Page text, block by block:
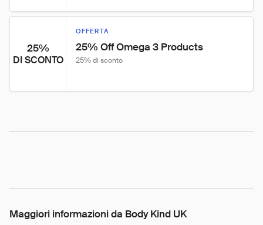
25%
DI SCONTO
OFFERTA
25% Off Omega 3 Products
25% di sconto
Maggiori informazioni da Body Kind UK